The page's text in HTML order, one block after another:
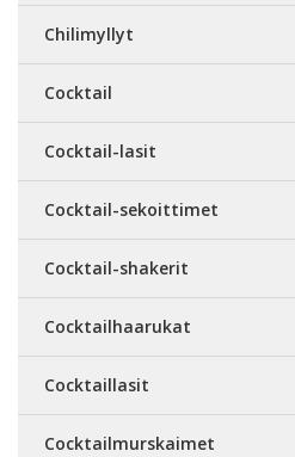
Chilimyllyt
Cocktail
Cocktail-lasit
Cocktail-sekoittimet
Cocktail-shakerit
Cocktailhaarukat
Cocktaillasit
Cocktailmurskaimet